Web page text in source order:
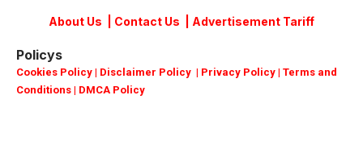
About Us Contact Us Advertisement Tariff
Policys
Cookies Policy | Disclaimer Policy | Privacy Policy | Terms and
Conditions | DMCA Policy